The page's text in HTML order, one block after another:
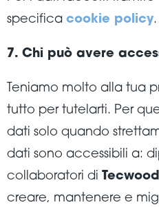
specifica cookie policy.
7. Chi può avere
Teniamo molto alla tua
tutto per tutelarti. Per
dati solo quando
dati sono accessibili a:
collaboratori di Tecwood
creare, mantenere e